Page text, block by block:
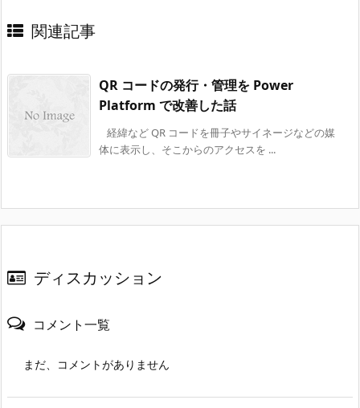
関連記事
QR コードの発行・管理を Power
Platform で改善した話
経緯など QR コードを冊子やサイネージなどの媒
体に表示し、そこからのアクセスを ...
ディスカッション
コメント一覧
まだ、コメントがありません